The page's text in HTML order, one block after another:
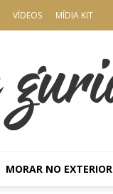
VÍDEOS MÍDIA KIT
MORAR NO EXTERIOR